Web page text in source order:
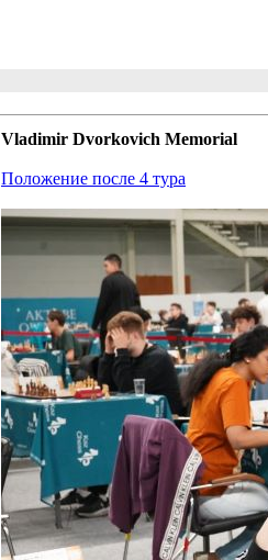
Vladimir Dvorkovich Memorial
Положение после 4 тура